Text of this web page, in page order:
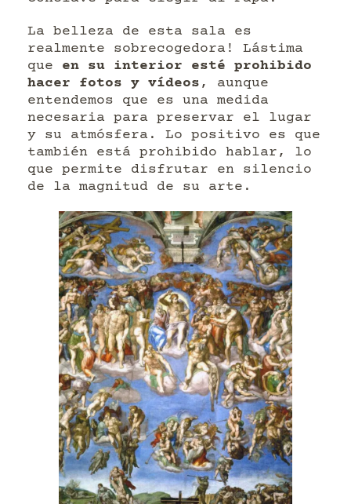
La belleza de esta sala es
realmente sobrecogedora! Lástima
que en su interior esté prohibido
hacer fotos y vídeos , aunque
entendemos que es una medida
necesaria para preservar el lugar
y su atmósfera. Lo positivo es que
también está prohibido hablar, lo
que permite disfrutar en silencio
de la magnitud de su arte.